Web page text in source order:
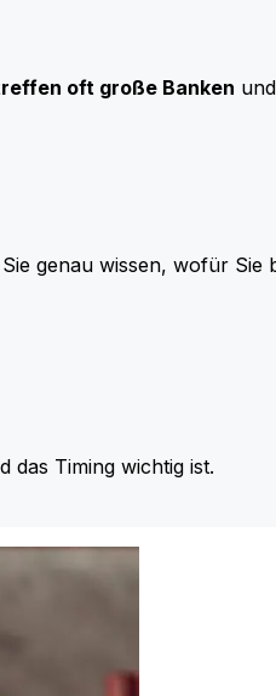
oft große Banken
genau wissen, wofür
das Timing wichtig ist.